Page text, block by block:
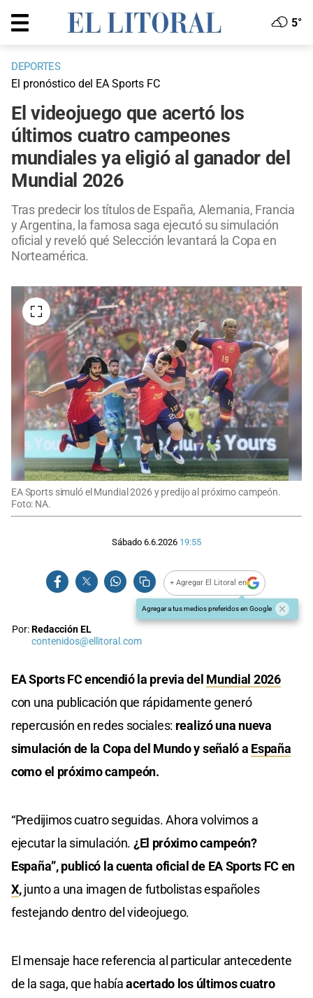
5°
DEPORTES
El pronóstico del EA Sports FC
El videojuego que acertó los
últimos cuatro campeones
mundiales ya eligió al ganador del
Mundial 2026
Tras predecir los títulos de España, Alemania, Francia
y Argentina, la famosa saga ejecutó su simulación
oficial y reveló qué Selección levantará la Copa en
Norteamérica.
EA Sports simuló el Mundial 2026 y predijo al próximo campeón.
Foto: NA.
Sábado 6.6.2026 19:55
+ Agregar El Litoral en
Agregar a tus medios preferidos en Google
Por:Redacción EL
contenidos@ellitoral.com
EA Sports FC encendió la previa del Mundial 2026
con una publicación que rápidamente generó
repercusión en redes sociales: realizó una nueva
simulación de la Copa del Mundo y señaló a España
como el próximo campeón.
“Predijimos cuatro seguidas. Ahora volvimos a
ejecutar la simulación. ¿El próximo campeón?
España”, publicó la cuenta oficial de EA Sports FC en
X,junto a una imagen de futbolistas españoles
festejando dentro del videojuego.
El mensaje hace referencia al particular antecedente
de la saga, que habíaacertado los últimos cuatro